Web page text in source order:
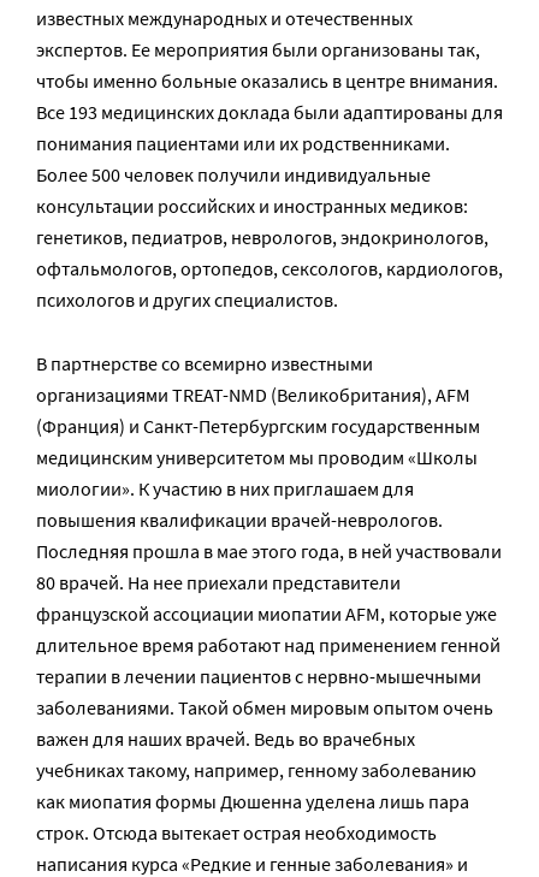
известных международных и отечественных
экспертов. Ее мероприятия были организованы так,
чтобы именно больные оказались в центре внимания.
Все 193 медицинских доклада были адаптированы для
понимания пациентами или их родственниками.
Более 500 человек получили индивидуальные
консультации российских и иностранных медиков:
генетиков, педиатров, неврологов, эндокринологов,
офтальмологов, ортопедов, сексологов, кардиологов,
психологов и других специалистов.
В партнерстве со всемирно известными
организациями TREAT-NMD (Великобритания), AFM
(Франция) и Санкт-Петербургским государственным
медицинским университетом мы проводим «Школы
миологии». К участию в них приглашаем для
повышения квалификации врачей-неврологов.
Последняя прошла в мае этого года, в ней участвовали
80 врачей. На нее приехали представители
французской ассоциации миопатии AFM, которые уже
длительное время работают над применением генной
терапии в лечении пациентов с нервно-мышечными
заболеваниями. Такой обмен мировым опытом очень
важен для наших врачей. Ведь во врачебных
учебниках такому, например, генному заболеванию
как миопатия формы Дюшенна уделена лишь пара
строк. Отсюда вытекает острая необходимость
написания курса «Редкие и генные заболевания» и